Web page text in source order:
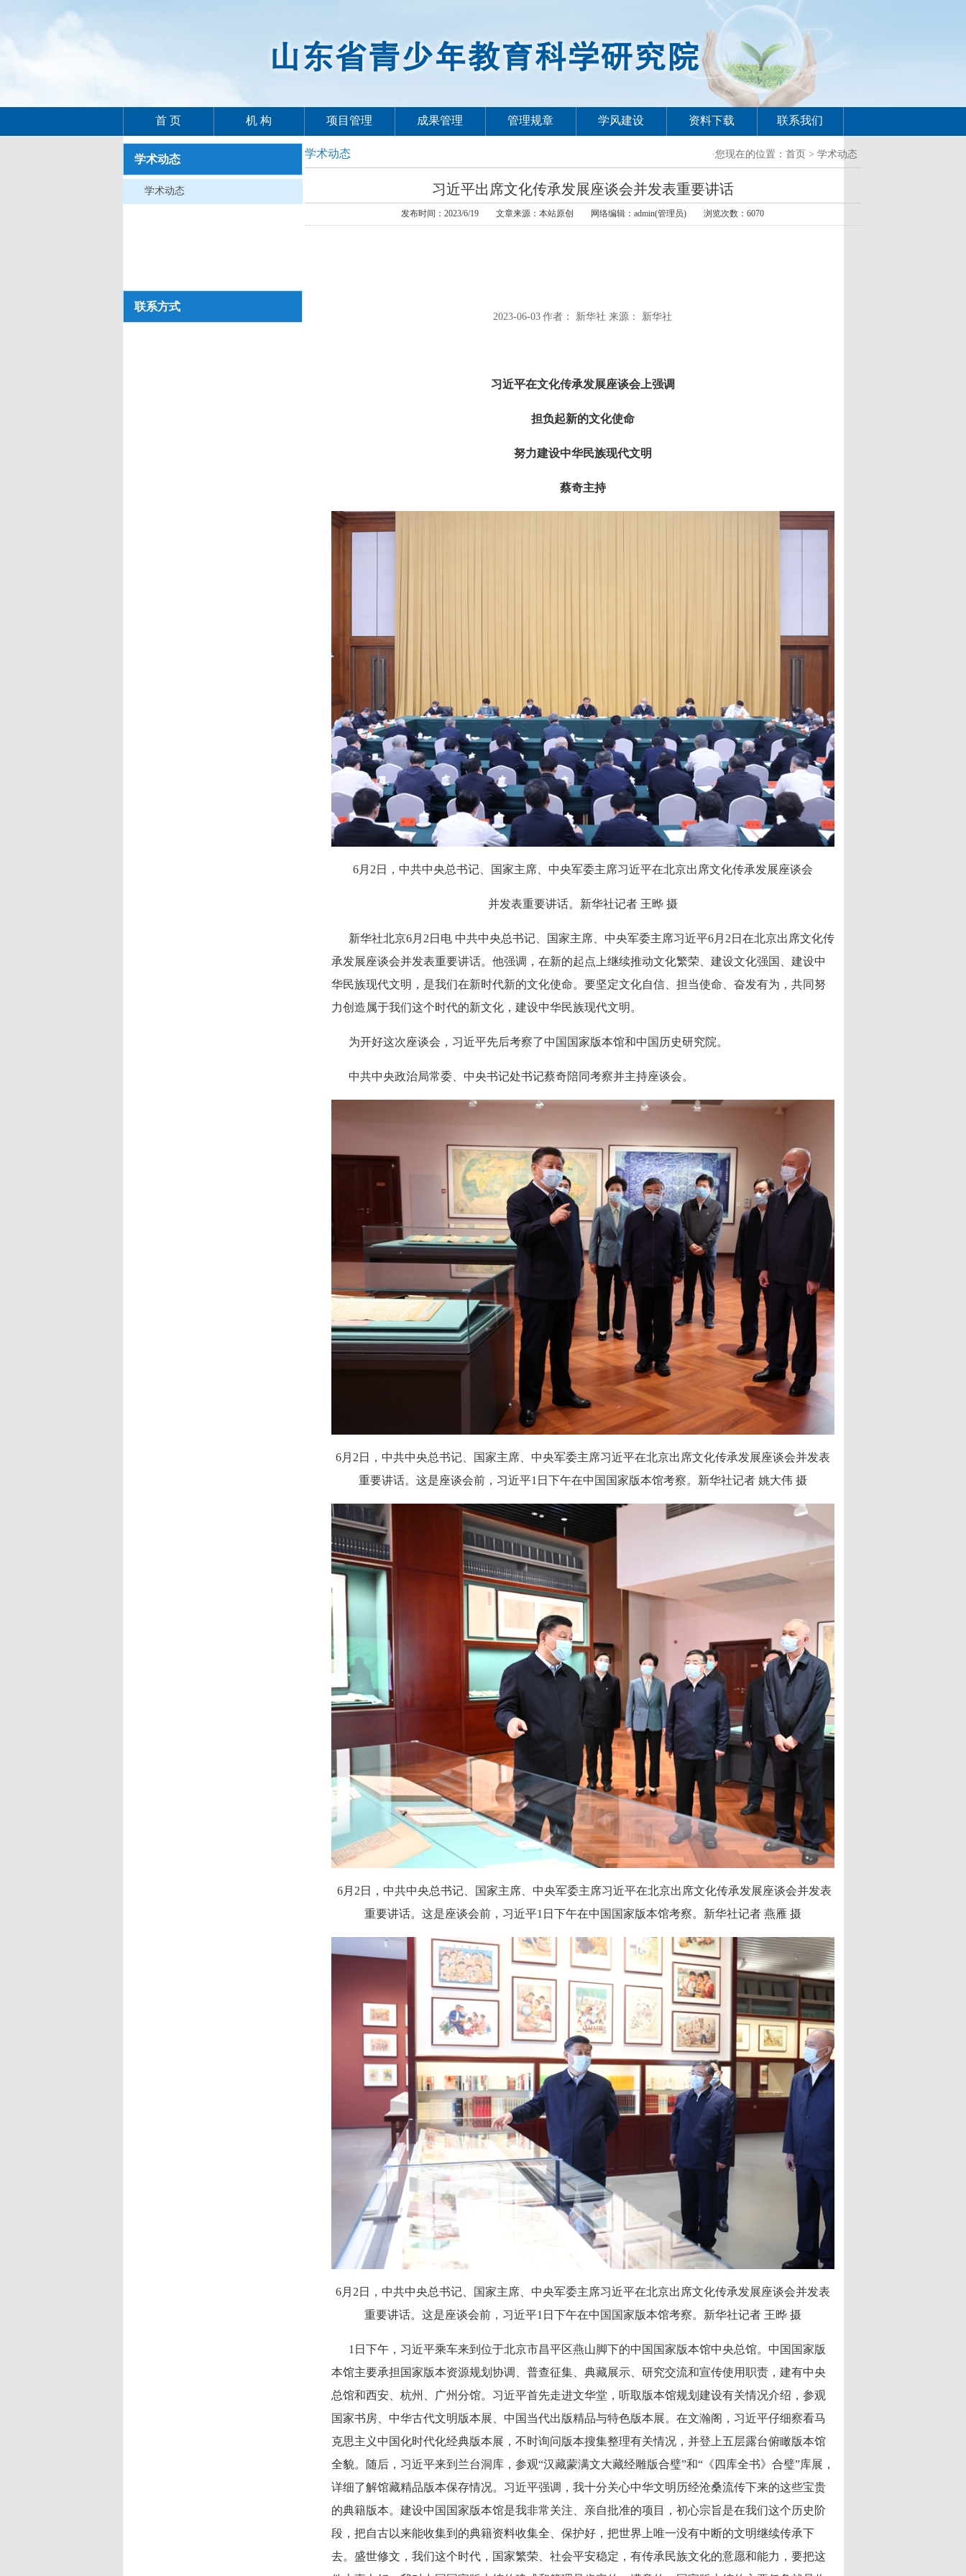
首 页 机 构 项目管理 成果管理 管理规章 学风建设 资料下载 联系我们
学术动态
学术动态
联系方式
学术动态 ·您现在的位置： 首页 > 学术动态
习近平出席文化传承发展座谈会并发表重要讲话
发布时间：2023/6/19 文章来源：本站原创 网络编辑：admin(管理员) 浏览次数：6070
2023-06-03 作者： 新华社 来源： 新华社
习近平在文化传承发展座谈会上强调
担负起新的文化使命
努力建设中华民族现代文明
蔡奇主持
6月2日，中共中央总书记、国家主席、中央军委主席习近平在北京出席文化传承发展座谈会
并发表重要讲话。新华社记者 王晔 摄
新华社北京6月2日电 中共中央总书记、国家主席、中央军委主席习近平6月2日在北京出席文化传
承发展座谈会并发表重要讲话。他强调，在新的起点上继续推动文化繁荣、建设文化强国、建设中
华民族现代文明，是我们在新时代新的文化使命。要坚定文化自信、担当使命、奋发有为，共同努
力创造属于我们这个时代的新文化，建设中华民族现代文明。
为开好这次座谈会，习近平先后考察了中国国家版本馆和中国历史研究院。
中共中央政治局常委、中央书记处书记蔡奇陪同考察并主持座谈会。
6月2日，中共中央总书记、国家主席、中央军委主席习近平在北京出席文化传承发展座谈会并发表
重要讲话。这是座谈会前，习近平1日下午在中国国家版本馆考察。新华社记者 姚大伟 摄
6月2日，中共中央总书记、国家主席、中央军委主席习近平在北京出席文化传承发展座谈会并发表
重要讲话。这是座谈会前，习近平1日下午在中国国家版本馆考察。新华社记者 燕雁 摄
6月2日，中共中央总书记、国家主席、中央军委主席习近平在北京出席文化传承发展座谈会并发表
重要讲话。这是座谈会前，习近平1日下午在中国国家版本馆考察。新华社记者 王晔 摄
1日下午，习近平乘车来到位于北京市昌平区燕山脚下的中国国家版本馆中央总馆。中国国家版
本馆主要承担国家版本资源规划协调、普查征集、典藏展示、研究交流和宣传使用职责，建有中央
总馆和西安、杭州、广州分馆。习近平首先走进文华堂，听取版本馆规划建设有关情况介绍，参观
国家书房、中华古代文明版本展、中国当代出版精品与特色版本展。在文瀚阁，习近平仔细察看马
克思主义中国化时代化经典版本展，不时询问版本搜集整理有关情况，并登上五层露台俯瞰版本馆
全貌。随后，习近平来到兰台洞库，参观“汉藏蒙满文大藏经雕版合璧”和“《四库全书》合璧”库展，
详细了解馆藏精品版本保存情况。习近平强调，我十分关心中华文明历经沧桑流传下来的这些宝贵
的典籍版本。建设中国国家版本馆是我非常关注、亲自批准的项目，初心宗旨是在我们这个历史阶
段，把自古以来能收集到的典籍资料收集全、保护好，把世界上唯一没有中断的文明继续传承下
去。盛世修文，我们这个时代，国家繁荣、社会平安稳定，有传承民族文化的意愿和能力，要把这